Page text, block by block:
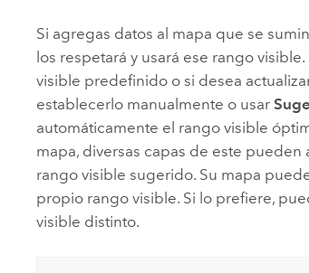
Si agregas datos al mapa que se
los respetará y usará ese rango
visible predefinido o si desea
establecerlo manualmente o usar
automáticamente el rango visible
mapa, diversas capas de este
rango visible sugerido. Su mapa
propio rango visible. Si lo prefiere,
visible distinto.